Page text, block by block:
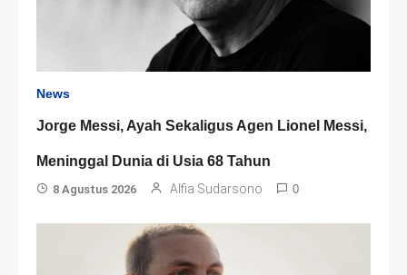
News
Jorge Messi, Ayah Sekaligus Agen Lionel Messi,
Meninggal Dunia di Usia 68 Tahun
8 Agustus 2026 Alfia Sudarsono 0